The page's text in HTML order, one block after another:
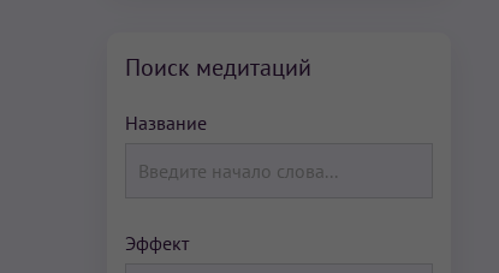
Поиск медитаций
Название
Эффект